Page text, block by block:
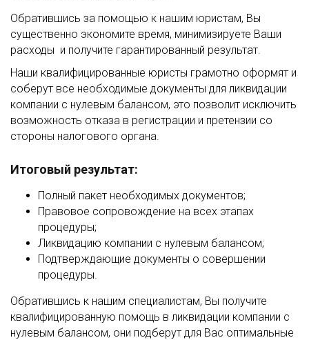
Обратившись за помощью к нашим юристам, Вы
существенно экономите время, минимизируете Ваши
расходы и получите гарантированный результат.
Наши квалифицированные юристы грамотно оформят и
соберут все необходимые документы для ликвидации
компании с нулевым балансом, это позволит исключить
возможность отказа в регистрации и претензии со
стороны налогового органа.
Итоговый результат:
Полный пакет необходимых документов;
Правовое сопровождение на всех этапах
процедуры;
Ликвидацию компании с нулевым балансом;
Подтверждающие документы о совершении
процедуры.
Обратившись к нашим специалистам, Вы получите
квалифицированную помощь в ликвидации компании с
нулевым балансом, они подберут для Вас оптимальные